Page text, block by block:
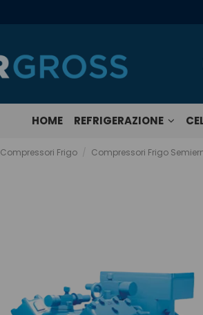
HOME REFRIGERAZIONE
Compressori Frigo Compressori Frigo